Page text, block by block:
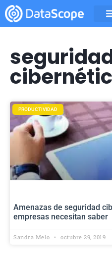
PRODUCTIVIDAD
Amenazas de seguridad
empresas necesitan saber
Sandra Melo octubre 29, 2019